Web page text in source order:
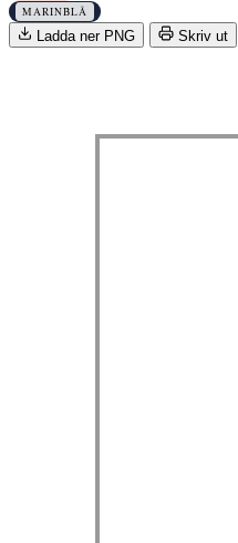
MARINBLÅ
Ladda ner PNG Skriv ut